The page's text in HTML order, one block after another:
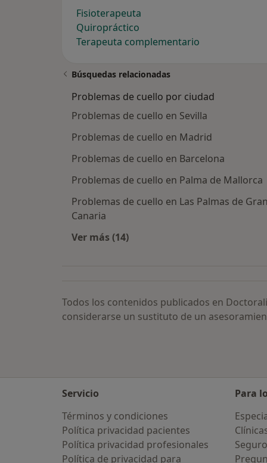
Fisioterapeuta
Quiropráctico
Terapeuta complementario
Búsquedas relacionadas
Problemas de cuello por ciudad
Problemas de cuello en Sevilla
Problemas de cuello en Madrid
Problemas de cuello en Barcelona
Problemas de cuello en Palma de Mallorca
Problemas de cuello en Las Palmas de Gran
Canaria
Ver más (14)
Todos los contenidos publicados en
considerarse un sustituto de un
Servicio
Términos y condiciones
Política privacidad pacientes
Política privacidad profesionales
Política de privacidad para
Para